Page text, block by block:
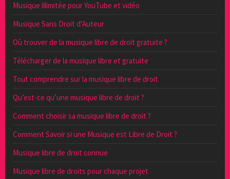
Musique illimitée pour YouTube et vidéo
Musique Sans Droit d’Auteur
Où trouver de la musique libre de droit gratuite ?
Télécharger de la musique libre et gratuite
Tout comprendre sur la musique libre de droit
Qu’est-ce qu’une musique libre de droit ?
Comment choisir sa musique libre de droit ?
Comment Savoir si une Musique est Libre de Droit ?
Musique libre de droit connue
Musique libre de droits pour chaque projet